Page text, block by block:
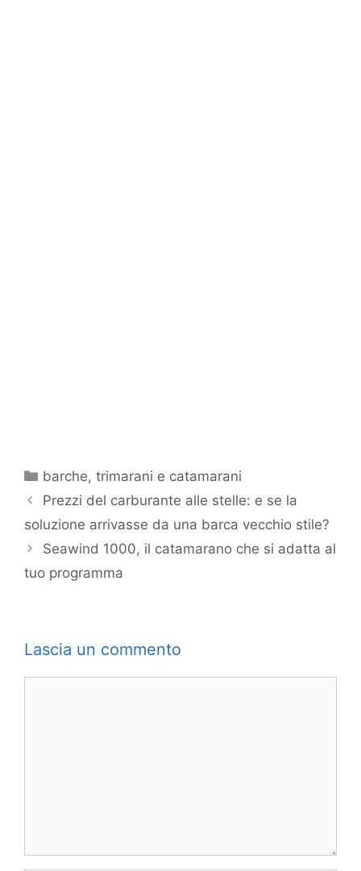
Categorie
barche,trimarani e catamarani
Prezzi del carburante alle stelle: e se la
soluzione arrivasse da una barca vecchio stile?
Seawind 1000, il catamarano che si adatta al
tuo programma
Lascia un commento